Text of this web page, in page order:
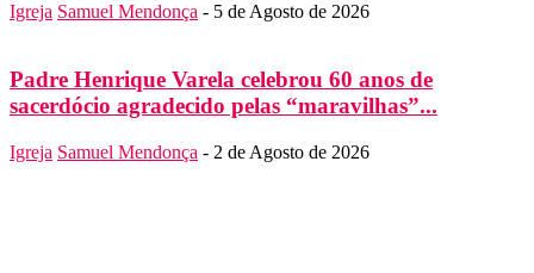
Igreja Samuel Mendonça - 5 de Agosto de 2026
Padre Henrique Varela celebrou 60 anos de
sacerdócio agradecido pelas “maravilhas”...
Igreja Samuel Mendonça - 2 de Agosto de 2026